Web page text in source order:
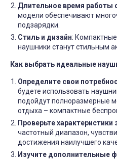
Длительное время работы
модели обеспечивают
подзарядки.
Стиль и дизайн:
наушники станут стильным
Как выбрать идеальные
Определите свои
будете использовать
подойдут полноразмерные
отдыха – компактные
Проверьте характеристики
частотный диапазон,
достижения наилучшего
Изучите дополнительные